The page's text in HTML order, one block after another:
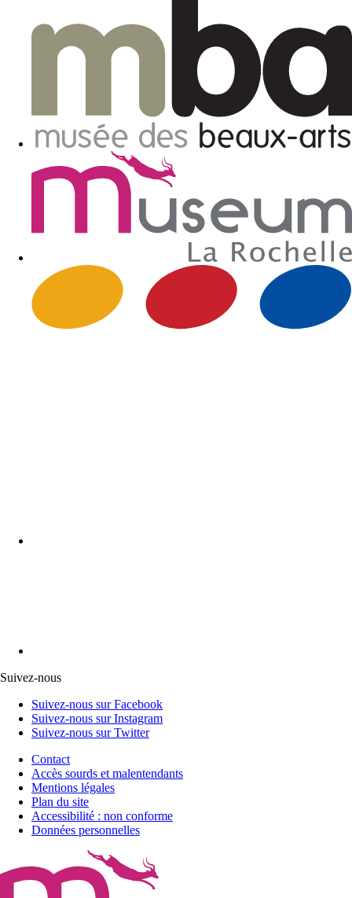
Suivez-nous
Suivez-nous sur Facebook
Suivez-nous sur Instagram
Suivez-nous sur Twitter
Contact
Accès sourds et malentendants
Mentions légales
Plan du site
Accessibilité : non conforme
Données personnelles